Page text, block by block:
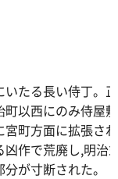
いたる長い侍丁。
以西にのみ侍屋
町方面に拡張さ
作で荒廃し,明治
が寸断された。